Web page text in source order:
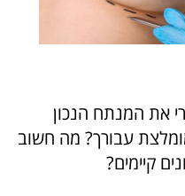
את המנתח הנכון
עבורך? מה חשוב
קיימים?